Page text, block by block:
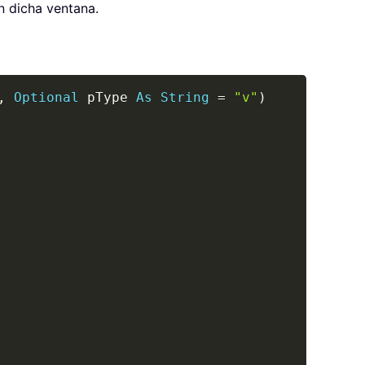
dicha ventana.
Optional pType As String = "v" )
Copy